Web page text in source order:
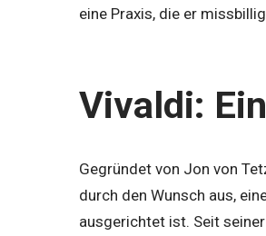
eine Praxis, die er
Vivaldi:
Gegründet von Jon von
durch den Wunsch aus,
ausgerichtet ist. Seit